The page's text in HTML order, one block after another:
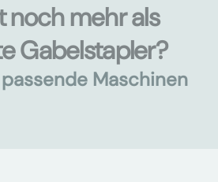
noch mehr als
Gabelstapler?
Maschinen